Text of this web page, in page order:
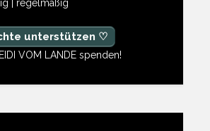
| regelmäßig
unterstützen ♡
VOM LANDE spenden!